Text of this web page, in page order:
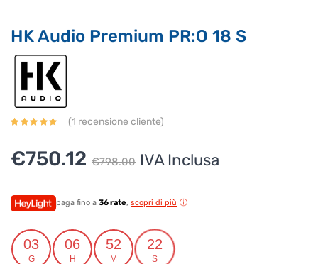
HK Audio Premium PR:O 18 S
(1 recensione cliente)
€798.00 Il
originale
era:
€798.00.
€750.12
Il
attuale
è:
€750.12.
IVA Inclusa
paga fino a 36 rate, scopri di più
03
G
06
H
52
M
22
S